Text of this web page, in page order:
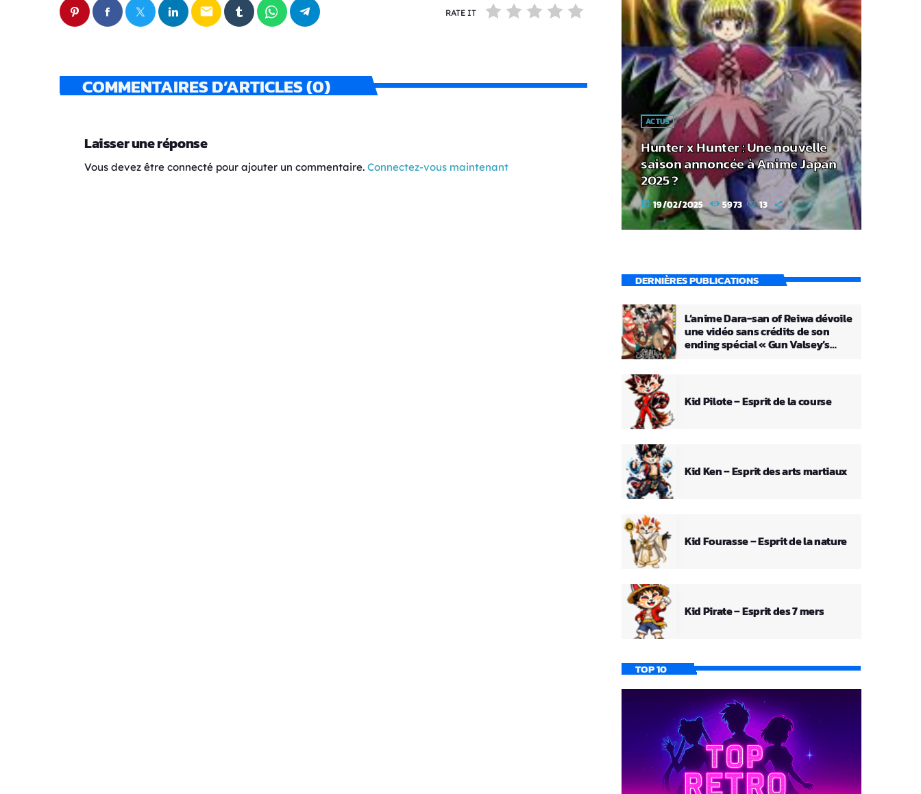
email RATE IT
COMMENTAIRES D’ARTICLES (0)
Laisser une réponse
Vous devez être connecté pour ajouter un commentaire. Connectez-vous maintenant
ACTUS
Hunter x Hunter : Une nouvelle
saison annoncée à Anime Japan
2025 ?
today 19/02/2025 5973 13
DERNIÈRES PUBLICATIONS
L’anime Dara-san of Reiwa dévoile
une vidéo sans crédits de son
ending spécial « Gun Valsey’s
Kid Pilote – Esprit de la course
Kid Ken – Esprit des arts martiaux
Kid Fourasse – Esprit de la nature
Kid Pirate – Esprit des 7 mers
TOP 10